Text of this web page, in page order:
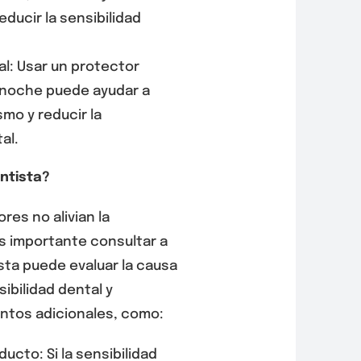
la sensibilidad
Usar un protector
puede ayudar a
y reducir la
no alivian la
importante consultar a
puede evaluar la causa
dental y
adicionales, como:
Si la sensibilidad